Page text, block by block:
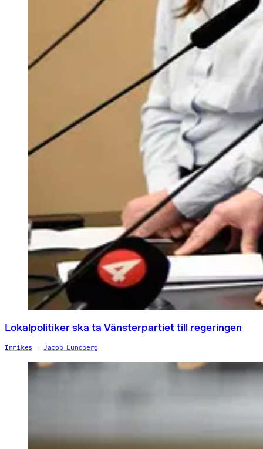
Lokalpolitiker ska ta Vänsterpartiet till regeringen
Inrikes Jacob Lundberg